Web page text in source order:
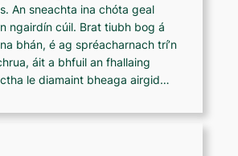
An sneachta ina chóta geal
ngairdín cúil. Brat tiubh bog á
bhán, é ag spréacharnach trí’n
áit a bhfuil an fhallaing
le diamaint bheaga airgid…